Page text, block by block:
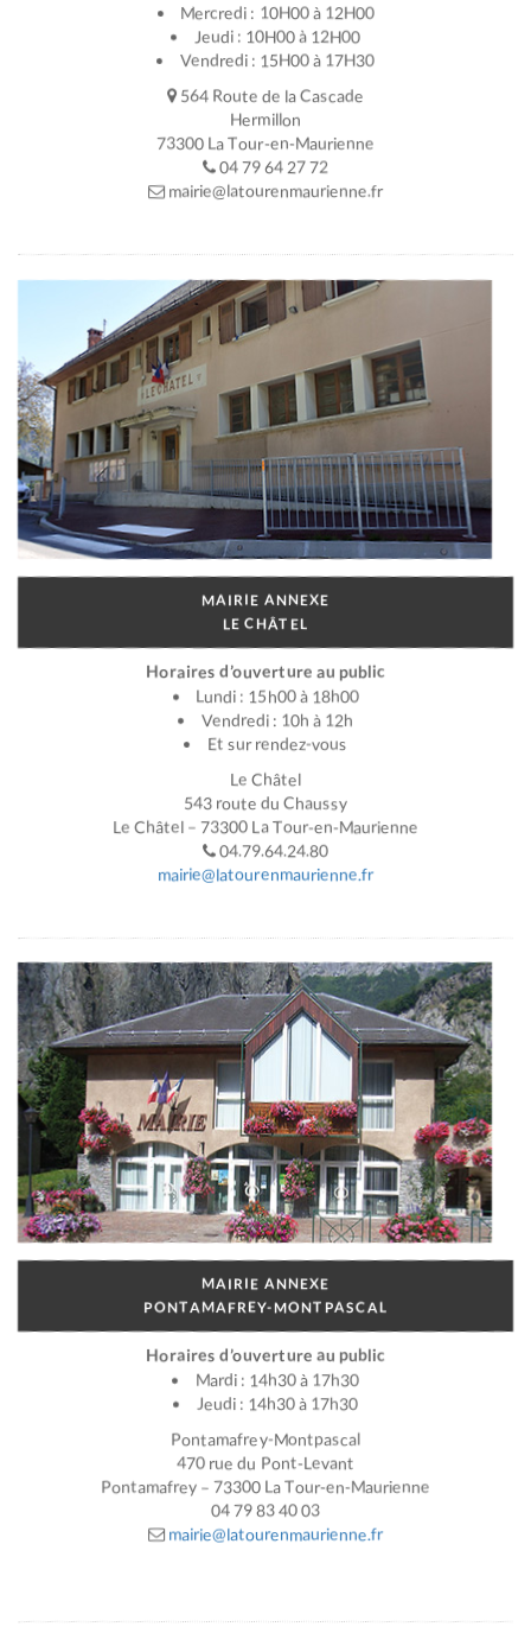
Mercredi : 10H00 à 12H00
Jeudi : 10H00 à 12H00
Vendredi : 15H00 à 17H30
564 Route de la Cascade
Hermillon
73300 La Tour-en-Maurienne
04 79 64 27 72
mairie@latourenmaurienne.fr
MAIRIE ANNEXE
LE CHÂTEL
Horaires d’ouverture au public
Lundi : 15h00 à 18h00
Vendredi : 10h à 12h
Et sur rendez-vous
Le Châtel
543 route du Chaussy
Le Châtel – 73300 La Tour-en-Maurienne
04.79.64.24.80
mairie@latourenmaurienne.fr
MAIRIE ANNEXE
PONTAMAFREY-MONTPASCAL
Horaires d’ouverture au public
Mardi : 14h30 à 17h30
Jeudi : 14h30 à 17h30
Pontamafrey-Montpascal
470 rue du Pont-Levant
Pontamafrey – 73300 La Tour-en-Maurienne
04 79 83 40 03
mairie@latourenmaurienne.fr